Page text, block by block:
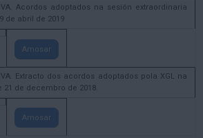
Acordos adoptados na sesión extraordinaria
de abril de 2019
Amosar
Extracto dos acordos adoptados pola XGL na
de decembro de 2018.
Amosar